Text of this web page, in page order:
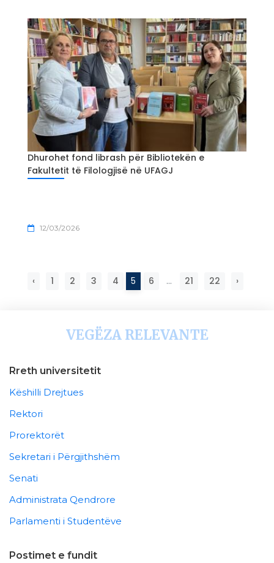
Dhurohet fond librash për Bibliotekën e
Fakultetit të Filologjisë në UFAGJ
12/03/2026
‹ 1 2 3 4 5 6 ... 21 22 ›
VEGËZA RELEVANTE
Rreth universitetit
Këshilli Drejtues
Rektori
Prorektorët
Sekretari i Përgjithshëm
Senati
Administrata Qendrore
Parlamenti i Studentëve
Postimet e fundit